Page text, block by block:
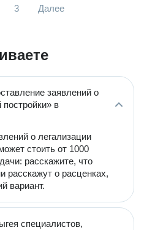
3 Далее
заявлений о
в
о легализации
стоить от 1000
расскажите, что
расскажут о расценках,
вариант.
специалистов,